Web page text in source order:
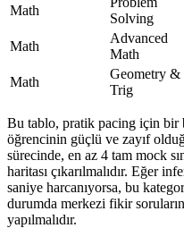
Math
Solving
Math
Advanced
Math
Math
Geometry &
Trig
Bu tablo, pratik pacing için bir
öğrencinin güçlü ve zayıf
sürecinde, en az 4 tam mock
haritası çıkarılmalıdır. Eğer
saniye harcanıyorsa, bu
durumda merkezi fikir
yapılmalıdır.